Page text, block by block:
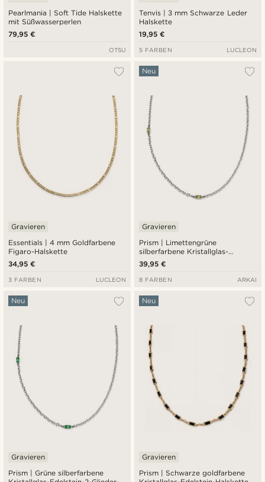
Pearlmania | Soft Tide Halskette
mit Süßwasserperlen
79,95 €
OTSU
Tenvis | 3 mm Schwarze Leder
Halskette
19,95 €
5 FARBEN LUCLEON
Essentials | 4 mm Goldfarbene
Figaro-Halskette
Gravieren
34,95 €
3 FARBEN LUCLEON
Prism | Limettengrüne
silberfarbene Kristallglas-
Edelstein-2-Glieder-Halskette
Neu
Gravieren
39,95 €
8 FARBEN ARKAI
Prism | Grüne silberfarbene
Neu
Gravieren
Prism | Schwarze goldfarbene
Neu
Gravieren